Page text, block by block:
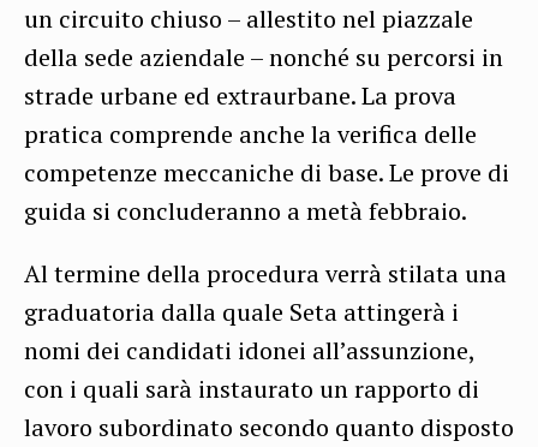
un circuito chiuso – allestito nel piazzale
della sede aziendale – nonché su percorsi in
strade urbane ed extraurbane. La prova
pratica comprende anche la verifica delle
competenze meccaniche di base. Le prove di
guida si concluderanno a metà febbraio.
Al termine della procedura verrà stilata una
graduatoria dalla quale Seta attingerà i
nomi dei candidati idonei all’assunzione,
con i quali sarà instaurato un rapporto di
lavoro subordinato secondo quanto disposto